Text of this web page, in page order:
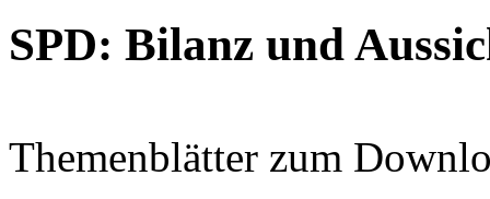
SPD: Bilanz und
Themenblätter zum